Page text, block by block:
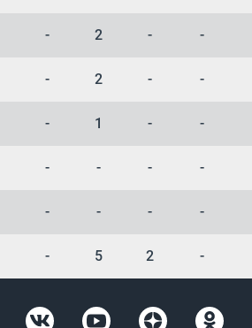
- 2 - -
- 2 - -
- 1 - -
- - - -
- - - -
- 5 2 -